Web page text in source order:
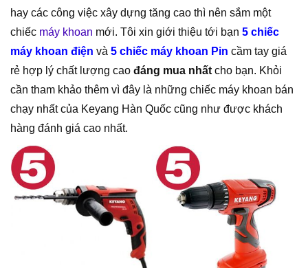
hay các công việc xây dựng tăng cao thì nên sắm một
chiếc máy khoan mới. Tôi xin giới thiệu tới bạn 5 chiếc
máy khoan điện và 5 chiếc máy khoan Pin cầm tay giá
rẻ hợp lý chất lượng cao đáng mua nhất cho bạn. Khỏi
cần tham khảo thêm vì đây là những chiếc máy khoan bán
chạy nhất của Keyang Hàn Quốc cũng như được khách
hàng đánh giá cao nhất.